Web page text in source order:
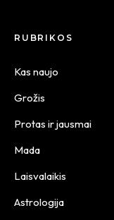
RUBRIKOS
Kas naujo
Grožis
Protas ir jausmai
Mada
Laisvalaikis
Astrologija